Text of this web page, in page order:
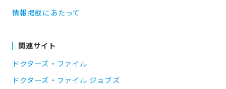
情報掲載にあたって
関連サイト
ドクターズ・ファイル
ドクターズ・ファイル ジョブズ